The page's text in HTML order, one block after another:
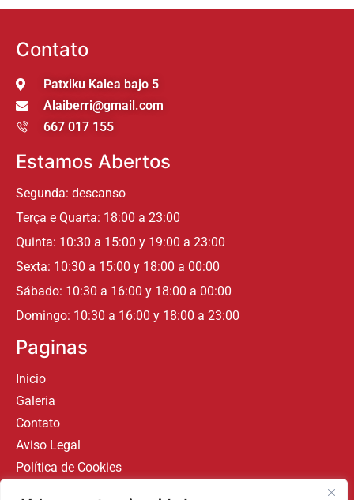
Contato
Patxiku Kalea bajo 5
Alaiberri@gmail.com
667 017 155
Estamos Abertos
Segunda: descanso
Terça e Quarta: 18:00 a 23:00
Quinta: 10:30 a 15:00 y 19:00 a 23:00
Sexta: 10:30 a 15:00 y 18:00 a 00:00
Sábado: 10:30 a 16:00 y 18:00 a 00:00
Domingo: 10:30 a 16:00 y 18:00 a 23:00
Paginas
Inicio
Galeria
Contato
Aviso Legal
Política de Cookies